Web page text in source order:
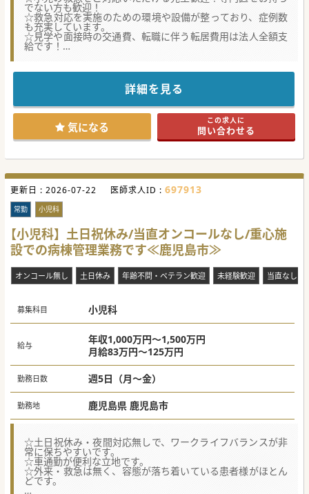
でない方も歓迎！
☆救急対応を実施のための環境や設備が整っており、症例数
も充実しています。
☆見学や面接時の交通費、転職に伴う転居費用は法人全額支
給です！
鹿児島市内でも有数の急性期病院で、症例数や医療機器の充
実ぶりは目を見張るものがあり、
社会貢献度の高いご経験を積むことが可能です。
医師の医療に対する想いを大切にされており、医療の方向性
や医療機器の導入に関しても柔軟に対応して頂けます。
そのため、「こういう医療をしたい」を実現する文化が醸成
されています。
また救急分野では、ヘリやドクターカー等のツールを存分に
様々なことを経験し、研鑽を積みたい若手・中堅医師には絶
好の環境が整っており、
給与アップしたい経験豊富な方にも魅力的な求人ですので、
是非お気軽にお問合せください！
#秋入職可
詳細を見る
気になる この求人に
問い合わせる
更新日 : 2026-07-22 医師求人ID : 697913
常勤 小児科
【小児科】土日祝休み/当直オンコールなし/重心施
設での病棟管理業務です≪鹿児島市≫
オンコール無し 土日休み 年齢不問・ベテラン歓迎 未経験歓迎 当直なし
募集科目 小児科
給与
年収1,000万円～1,500万円
月給83万円～125万円
勤務日数 週5日（月～金）
勤務地 鹿児島県 鹿児島市
☆土日祝休み・夜間対応無しで、ワークライフバランスが非
常に保ちやすいです。
☆車通勤が便利な立地です。
☆外来・救急は無く、容態が落ち着いている患者様がほとん
どです。